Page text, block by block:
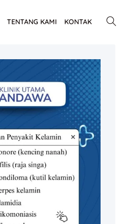
TENTANG KAMI KONTAK